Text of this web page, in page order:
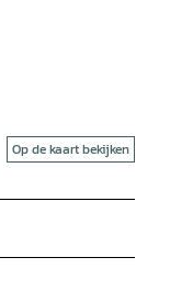
Op de kaart bekijken